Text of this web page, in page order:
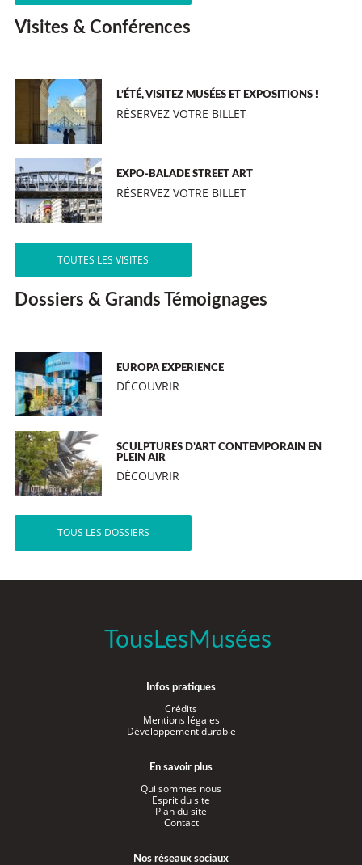
Visites & Conférences
L’ÉTÉ, VISITEZ MUSÉES ET EXPOSITIONS !
RÉSERVEZ VOTRE BILLET
EXPO-BALADE STREET ART
RÉSERVEZ VOTRE BILLET
TOUTES LES VISITES
Dossiers & Grands Témoignages
EUROPA EXPERIENCE
DÉCOUVRIR
SCULPTURES D’ART CONTEMPORAIN EN
PLEIN AIR
DÉCOUVRIR
TOUS LES DOSSIERS
TousLesMusées
Infos pratiques
Crédits
Mentions légales
Développement durable
En savoir plus
Qui sommes nous
Esprit du site
Plan du site
Contact
Nos réseaux sociaux